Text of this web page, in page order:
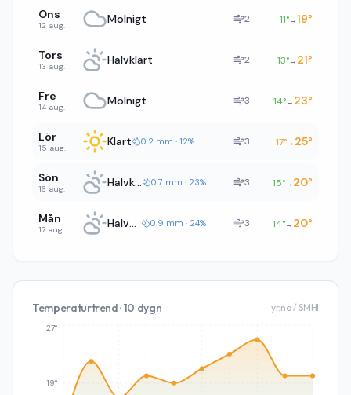
Ons
12 aug. Molnigt 2 11°→19°
Tors
13 aug. Halvklart 2 13°→ 21°
Fre
14 aug. Molnigt 3 14°→ 23°
Lör
15 aug. Klart 0.2 mm · 12% 3 17°→ 25°
Sön
16 aug. Halvklart 0.7 mm · 23% 3 15°→ 20°
Mån
17 aug. Halvklart 0.9 mm · 24% 3 14°→ 20°
Temperaturtrend · 10 dygn yr.no / SMHI
19°
27°